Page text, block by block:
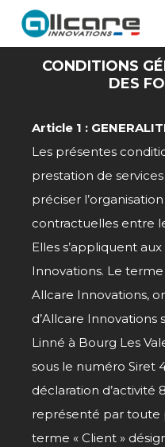
CONDITIONS
DES
Article 1 :
Les présentes
prestation de
préciser
contractuelles entre
Elles s’appliquent
Innovations. Le
Allcare Innovations,
d’Allcare Innovations
Linné à Bourg Les
sous le numéro Siret
déclaration d’activité
représenté par toute
terme « Client »